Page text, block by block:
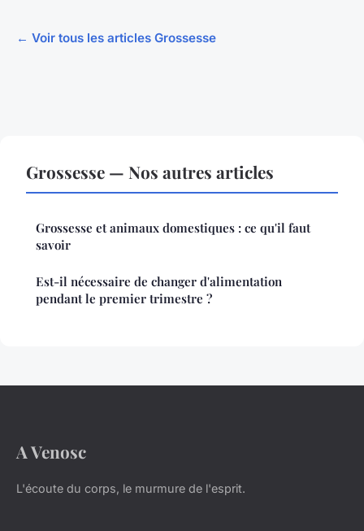
← Voir tous les articles Grossesse
Grossesse — Nos autres articles
Grossesse et animaux domestiques : ce qu'il faut
savoir
Est-il nécessaire de changer d'alimentation
pendant le premier trimestre ?
A Venosc
L'écoute du corps, le murmure de l'esprit.